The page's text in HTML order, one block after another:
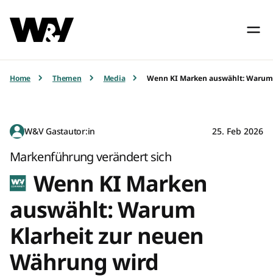
Home Themen Media Wenn KI Marken auswählt:
W&V Gastautor:in 25. Feb 2026
Markenführung verändert sich
Wenn KI Marken
auswählt: Warum
Klarheit zur neuen
Währung wird